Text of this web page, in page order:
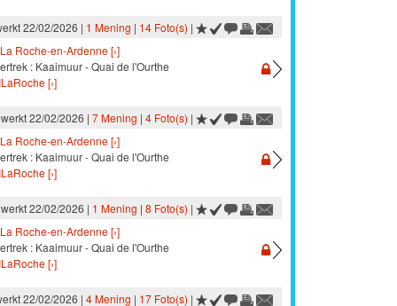
22/02/2026 | 1 Mening | 14 Foto(s) |
La Roche-en-Ardenne [›]
: Kaaimuur - Quai de l'Ourthe
[›]
22/02/2026 | 7 Mening | 4 Foto(s) |
La Roche-en-Ardenne [›]
: Kaaimuur - Quai de l'Ourthe
[›]
22/02/2026 | 1 Mening | 8 Foto(s) |
La Roche-en-Ardenne [›]
: Kaaimuur - Quai de l'Ourthe
[›]
22/02/2026 | 4 Mening | 17 Foto(s) |